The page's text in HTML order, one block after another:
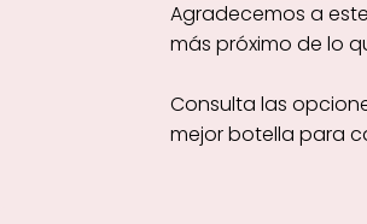
Agradecemos a
más próximo de lo
Consulta las
mejor botella para